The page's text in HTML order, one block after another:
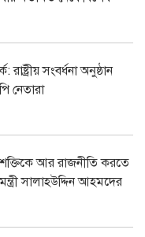
রাষ্ট্রীয় সংবর্ধনা অনুষ্ঠান
নেতারা
আর রাজনীতি করতে
সালাহউদ্দিন আহমদের